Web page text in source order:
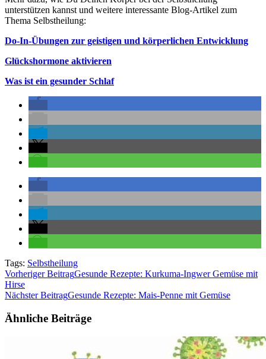
unterstützen kannst und weitere interessante Blog-Artikel zum
Thema Selbstheilung:
Do-In-Übungen zur geistigen und körperlichen Entwicklung
Glückshormone aktivieren
Was ist ein gesunder Schlaf
Tags: Selbstheilung
Beitragsnavigation
Vorheriger BeitragGesunde Rezepte: Kurkuma-Ingwer Gemüse mit
Hirse
Nächster BeitragGesunde Rezepte: Mais-Penne mit Gemüse
Ähnliche Beiträge